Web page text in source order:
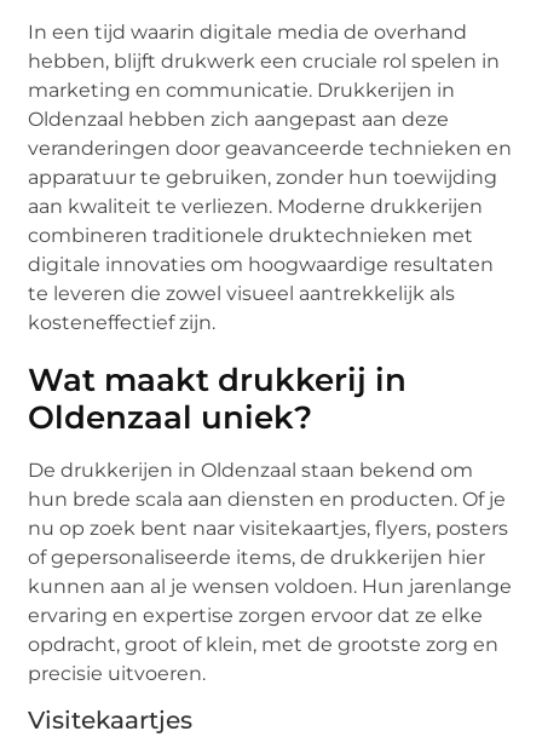
In een tijd waarin digitale media de overhand
hebben, blijft drukwerk een cruciale rol spelen in
marketing en communicatie. Drukkerijen in
Oldenzaal hebben zich aangepast aan deze
veranderingen door geavanceerde technieken en
apparatuur te gebruiken, zonder hun toewijding
aan kwaliteit te verliezen. Moderne drukkerijen
combineren traditionele druktechnieken met
digitale innovaties om hoogwaardige resultaten
te leveren die zowel visueel aantrekkelijk als
kosteneffectief zijn.
Wat maakt drukkerij in
Oldenzaal uniek?
De drukkerijen in Oldenzaal staan bekend om
hun brede scala aan diensten en producten. Of je
nu op zoek bent naar visitekaartjes, flyers, posters
of gepersonaliseerde items, de drukkerijen hier
kunnen aan al je wensen voldoen. Hun jarenlange
ervaring en expertise zorgen ervoor dat ze elke
opdracht, groot of klein, met de grootste zorg en
precisie uitvoeren.
Visitekaartjes